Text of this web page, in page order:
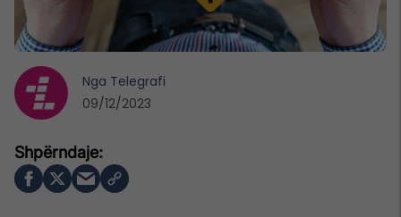
Nga Telegrafi
09/12/2023